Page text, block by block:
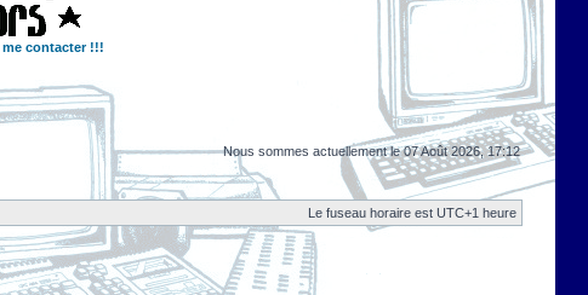
me contacter !!!
Nous sommes actuellement le 07 Août 2026, 17:12
Le fuseau horaire est UTC+1 heure